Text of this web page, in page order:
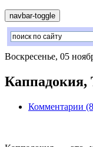
navbar-toggle
Воскресенье, 05
Каппадокия,
Комментарии